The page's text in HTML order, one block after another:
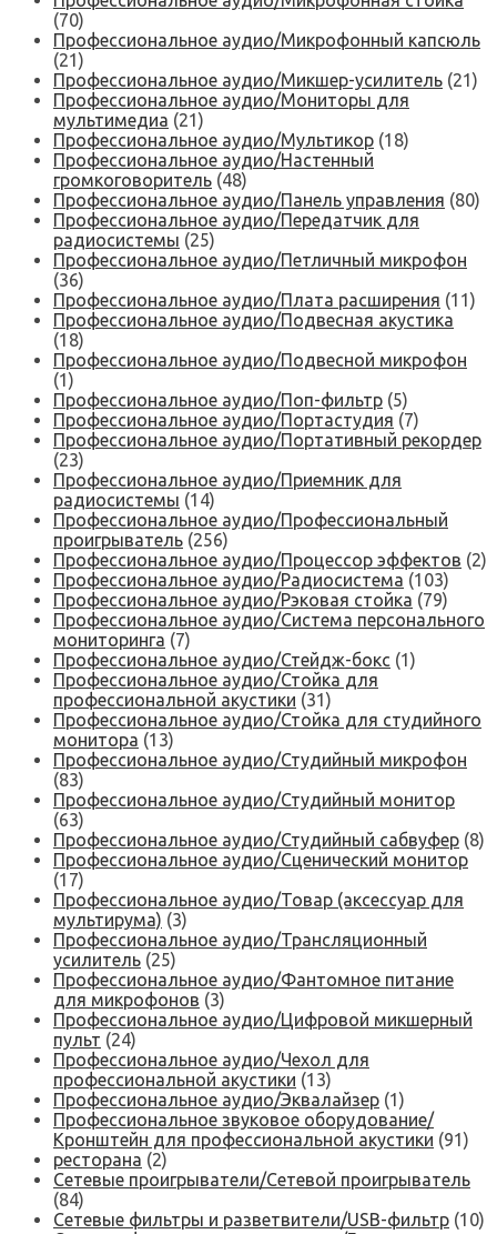
(70)
Профессиональное аудио/Микрофонный капсюль
(21)
Профессиональное аудио/Микшер-усилитель (21)
Профессиональное аудио/Мониторы для
мультимедиа (21)
Профессиональное аудио/Мультикор (18)
Профессиональное аудио/Настенный
громкоговоритель (48)
Профессиональное аудио/Панель управления (80)
Профессиональное аудио/Передатчик для
радиосистемы (25)
Профессиональное аудио/Петличный микрофон
(36)
Профессиональное аудио/Плата расширения (11)
Профессиональное аудио/Подвесная акустика
(18)
Профессиональное аудио/Подвесной микрофон
(1)
Профессиональное аудио/Поп-фильтр (5)
Профессиональное аудио/Портастудия (7)
Профессиональное аудио/Портативный рекордер
(23)
Профессиональное аудио/Приемник для
радиосистемы (14)
Профессиональное аудио/Профессиональный
проигрыватель (256)
Профессиональное аудио/Процессор эффектов (2)
Профессиональное аудио/Радиосистема (103)
Профессиональное аудио/Рэковая стойка (79)
Профессиональное аудио/Система персонального
мониторинга (7)
Профессиональное аудио/Стейдж-бокс (1)
Профессиональное аудио/Стойка для
профессиональной акустики (31)
Профессиональное аудио/Стойка для студийного
монитора (13)
Профессиональное аудио/Студийный микрофон
(83)
Профессиональное аудио/Студийный монитор
(63)
Профессиональное аудио/Студийный сабвуфер (8)
Профессиональное аудио/Сценический монитор
(17)
Профессиональное аудио/Товар (аксессуар для
мультирума) (3)
Профессиональное аудио/Трансляционный
усилитель (25)
Профессиональное аудио/Фантомное питание
для микрофонов (3)
Профессиональное аудио/Цифровой микшерный
пульт (24)
Профессиональное аудио/Чехол для
профессиональной акустики (13)
Профессиональное аудио/Эквалайзер (1)
Профессиональное звуковое оборудование/
Кронштейн для профессиональной акустики (91)
ресторана (2)
Сетевые проигрыватели/Сетевой проигрыватель
(84)
Сетевые фильтры и разветвители/USB-фильтр (10)